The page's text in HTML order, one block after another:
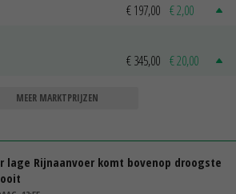
€ 197,00 € 2,00
€ 345,00 € 20,00
MEER MARKTPRIJZEN
lage Rijnaanvoer komt bovenop droogste